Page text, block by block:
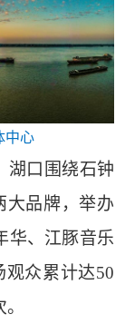
中心
口围绕石钟
大品牌，举办
华、江豚音乐
观众累计达50